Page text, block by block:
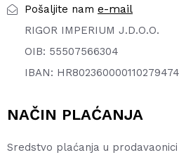
Pošaljite nam e-mail
RIGOR IMPERIUM J.D.O.O.
OIB: 55507566304
IBAN:
NAČIN PLAĆANJA
Sredstvo plaćanja u